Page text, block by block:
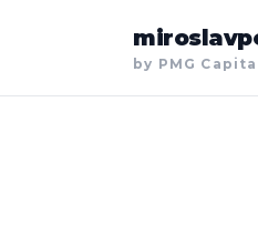
by PMG Capital